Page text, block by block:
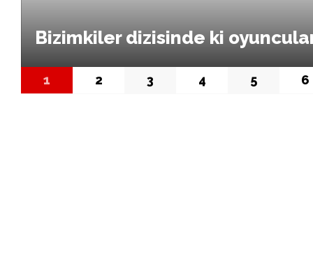
Bizimkiler dizisinde ki
1 2 3 4 5 6